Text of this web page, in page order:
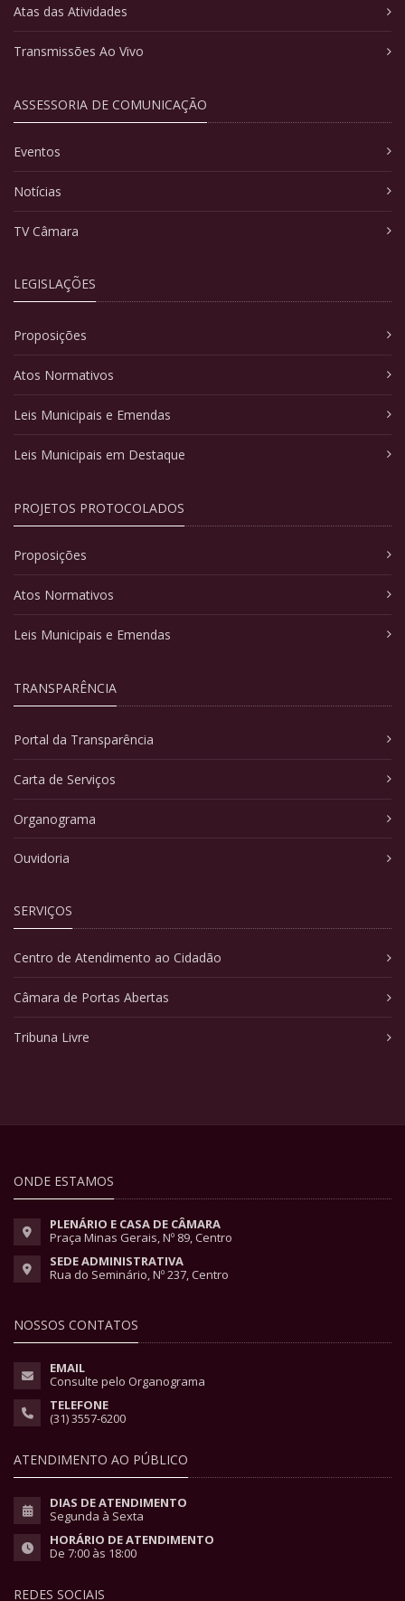
Atas das Atividades
Transmissões Ao Vivo
ASSESSORIA DE COMUNICAÇÃO
Eventos
Notícias
TV Câmara
LEGISLAÇÕES
Proposições
Atos Normativos
Leis Municipais e Emendas
Leis Municipais em Destaque
PROJETOS PROTOCOLADOS
Proposições
Atos Normativos
Leis Municipais e Emendas
TRANSPARÊNCIA
Portal da Transparência
Carta de Serviços
Organograma
Ouvidoria
SERVIÇOS
Centro de Atendimento ao Cidadão
Câmara de Portas Abertas
Tribuna Livre
ONDE ESTAMOS
PLENÁRIO E CASA DE CÂMARA
Praça Minas Gerais, Nº 89, Centro
SEDE ADMINISTRATIVA
Rua do Seminário, Nº 237, Centro
NOSSOS CONTATOS
EMAIL
Consulte pelo Organograma
TELEFONE
(31) 3557-6200
ATENDIMENTO AO PÚBLICO
DIAS DE ATENDIMENTO
Segunda à Sexta
HORÁRIO DE ATENDIMENTO
De 7:00 às 18:00
REDES SOCIAIS